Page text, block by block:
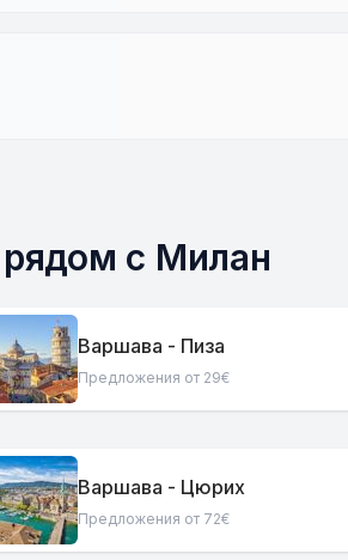
с Милан
Варшава - Пиза
Предложения от 29€
Варшава - Цюрих
Предложения от 72€